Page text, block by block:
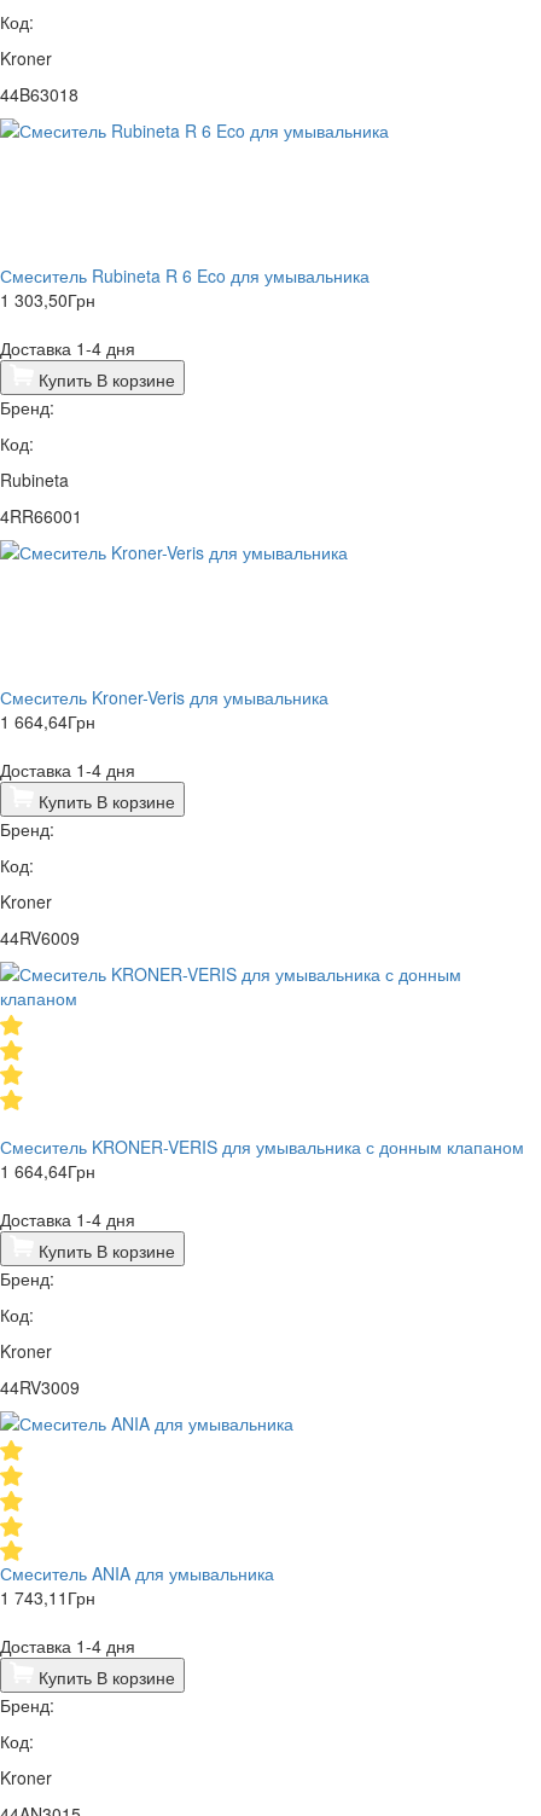
Код:
Kroner
44B63018
Смеситель Rubineta R 6 Eco для умывальника
1 303,50Грн
Доставка 1-4 дня
Купить В корзине
Бренд:
Код:
Rubineta
4RR66001
Смеситель Kroner-Veris для умывальника
1 664,64Грн
Доставка 1-4 дня
Купить В корзине
Бренд:
Код:
Kroner
44RV6009
Смеситель KRONER-VERIS для умывальника с донным клапаном
1 664,64Грн
Доставка 1-4 дня
Купить В корзине
Бренд:
Код:
Kroner
44RV3009
Смеситель ANIA для умывальника
1 743,11 Грн
Доставка 1-4 дня
Купить В корзине
Бренд:
Код:
Kroner